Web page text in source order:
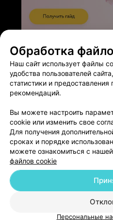
Медицинский маркетинг
Пользовательское
Обработка
Наш сайт использует файлы
удобства пользователей
статистики и
рекомендаций.
Вы можете настроить
cookie или изменить свое
Для получения
сроках и порядке
можете ознакомиться с нашей
файлов cookie
Персональные